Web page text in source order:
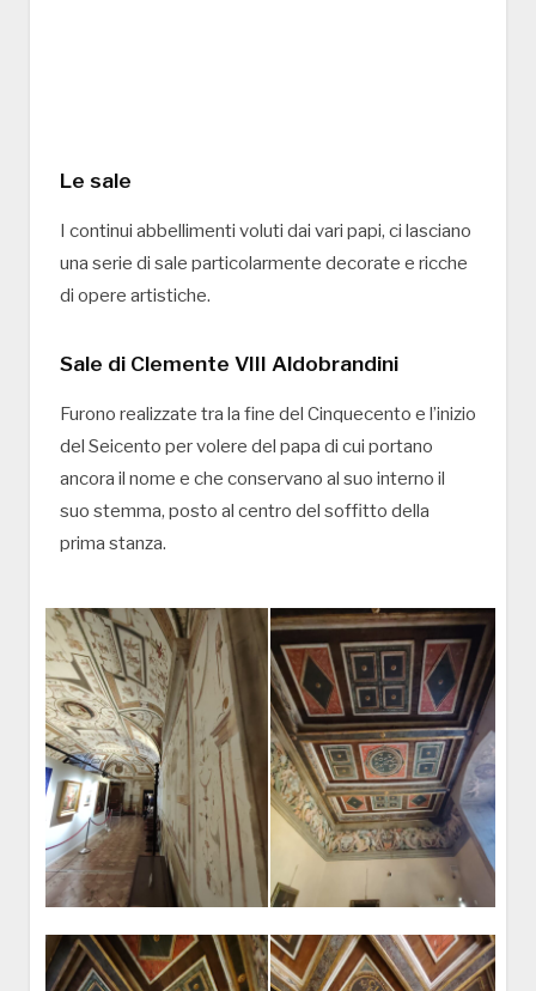
Le sale
I continui abbellimenti voluti dai vari papi, ci lasciano
una serie di sale particolarmente decorate e ricche
di opere artistiche.
Sale di Clemente VIII Aldobrandini
Furono realizzate tra la fine del Cinquecento e l’inizio
del Seicento per volere del papa di cui portano
ancora il nome e che conservano al suo interno il
suo stemma, posto al centro del soffitto della
prima stanza.